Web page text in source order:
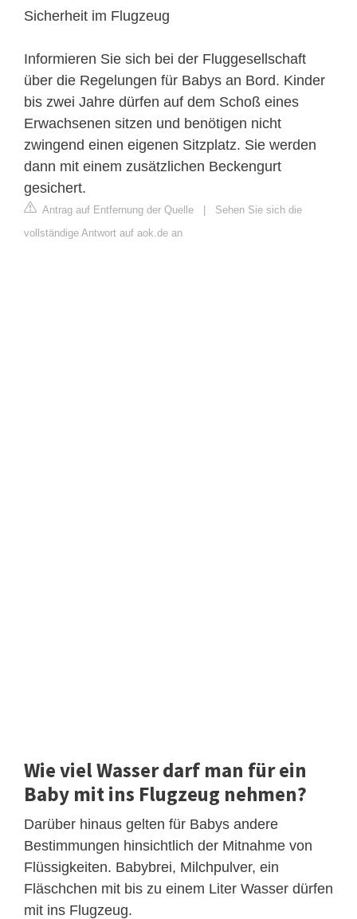
Sicherheit im Flugzeug
Informieren Sie sich bei der Fluggesellschaft
über die Regelungen für Babys an Bord. Kinder
bis zwei Jahre dürfen auf dem Schoß eines
Erwachsenen sitzen und benötigen nicht
zwingend einen eigenen Sitzplatz. Sie werden
dann mit einem zusätzlichen Beckengurt
gesichert.
Antrag auf Entfernung der Quelle | Sehen Sie sich die
vollständige Antwort auf aok.de an
Wie viel Wasser darf man für ein
Baby mit ins Flugzeug nehmen?
Darüber hinaus gelten für Babys andere
Bestimmungen hinsichtlich der Mitnahme von
Flüssigkeiten. Babybrei, Milchpulver, ein
Fläschchen mit bis zu einem Liter Wasser dürfen
mit ins Flugzeug.